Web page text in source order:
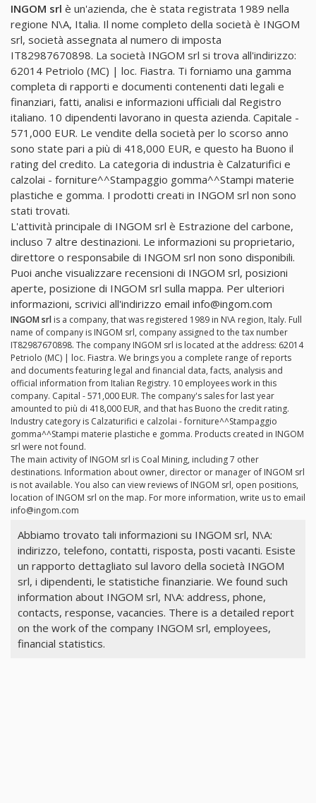
INGOM srl è un'azienda, che è stata registrata 1989 nella
regione N\A, Italia. Il nome completo della società è INGOM
srl, società assegnata al numero di imposta
IT82987670898. La società INGOM srl si trova all'indirizzo:
62014 Petriolo (MC) | loc. Fiastra. Ti forniamo una gamma
completa di rapporti e documenti contenenti dati legali e
finanziari, fatti, analisi e informazioni ufficiali dal Registro
italiano. 10 dipendenti lavorano in questa azienda. Capitale -
571,000 EUR. Le vendite della società per lo scorso anno
sono state pari a più di 418,000 EUR, e questo ha Buono il
rating del credito. La categoria di industria è Calzaturifici e
calzolai - forniture^^Stampaggio gomma^^Stampi materie
plastiche e gomma. I prodotti creati in INGOM srl non sono
stati trovati.
L'attività principale di INGOM srl è Estrazione del carbone,
incluso 7 altre destinazioni. Le informazioni su proprietario,
direttore o responsabile di INGOM srl non sono disponibili.
Puoi anche visualizzare recensioni di INGOM srl, posizioni
aperte, posizione di INGOM srl sulla mappa. Per ulteriori
informazioni, scrivici all'indirizzo email info@ingom.com
INGOM srl is a company, that was registered 1989 in N\A region, Italy. Full
name of company is INGOM srl, company assigned to the tax number
IT82987670898. The company INGOM srl is located at the address: 62014
Petriolo (MC) | loc. Fiastra. We brings you a complete range of reports
and documents featuring legal and financial data, facts, analysis and
official information from Italian Registry. 10 employees work in this
company. Capital - 571,000 EUR. The company's sales for last year
amounted to più di 418,000 EUR, and that has Buono the credit rating.
Industry category is Calzaturifici e calzolai - forniture^^Stampaggio
gomma^^Stampi materie plastiche e gomma. Products created in INGOM
srl were not found.
The main activity of INGOM srl is Coal Mining, including 7 other
destinations. Information about owner, director or manager of INGOM srl
is not available. You also can view reviews of INGOM srl, open positions,
location of INGOM srl on the map. For more information, write us to email
info@ingom.com
Abbiamo trovato tali informazioni su INGOM srl, N\A:
indirizzo, telefono, contatti, risposta, posti vacanti. Esiste
un rapporto dettagliato sul lavoro della società INGOM
srl, i dipendenti, le statistiche finanziarie. We found such
information about INGOM srl, N\A: address, phone,
contacts, response, vacancies. There is a detailed report
on the work of the company INGOM srl, employees,
financial statistics.